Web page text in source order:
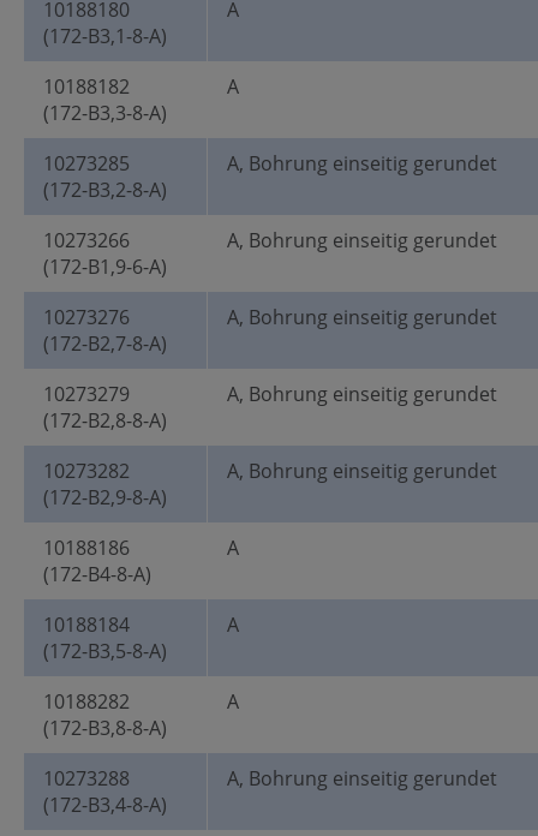
10188180
(172-B3,1-8-A)
A
10188182
(172-B3,3-8-A)
A
10273285
(172-B3,2-8-A)
A, Bohrung einseitig gerundet
10273266
(172-B1,9-6-A)
A, Bohrung einseitig gerundet
10273276
(172-B2,7-8-A)
A, Bohrung einseitig gerundet
10273279
(172-B2,8-8-A)
A, Bohrung einseitig gerundet
10273282
(172-B2,9-8-A)
A, Bohrung einseitig gerundet
10188186
(172-B4-8-A)
A
10188184
(172-B3,5-8-A)
A
10188282
(172-B3,8-8-A)
A
10273288
(172-B3,4-8-A)
A, Bohrung einseitig gerundet